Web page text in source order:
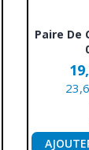

Paire De